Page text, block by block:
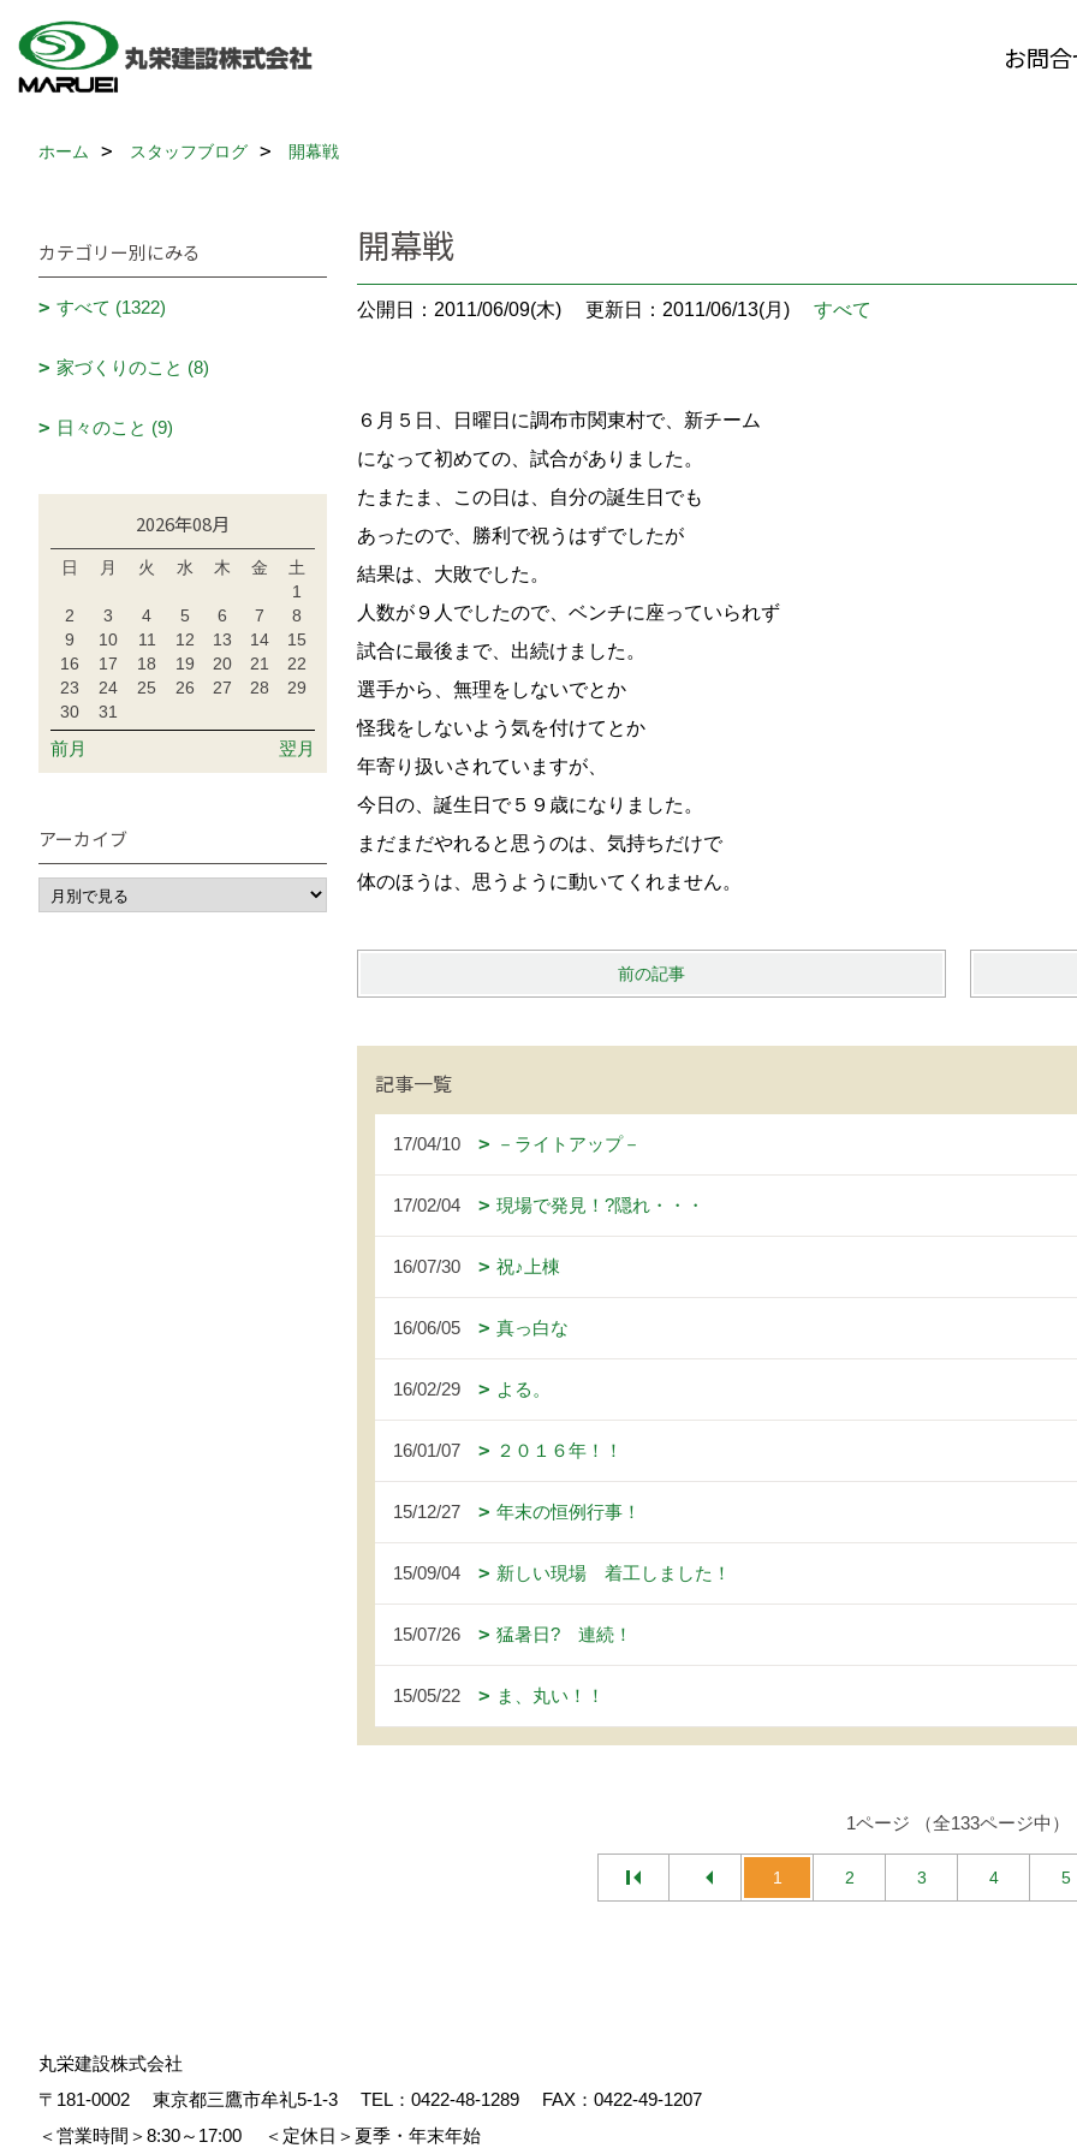
お問
ホーム スタッフブログ 開幕戦
開幕戦
公開日：2011/06/09(木) 更新日：2011/06/13(月) すべて
６月５日、日曜日に調布市関東村で、新チーム
になって初めての、試合がありました。
たまたま、この日は、自分の誕生日でも
あったので、勝利で祝うはずでしたが
結果は、大敗でした。
人数が９人でしたので、ベンチに座っていられず
試合に最後まで、出続けました。
選手から、無理をしないでとか
怪我をしないよう気を付けてとか
年寄り扱いされていますが、
今日の、誕生日で５９歳になりました。
まだまだやれると思うのは、気持ちだけで
体のほうは、思うように動いてくれません。
前の記事
記事一覧
17/04/10 －ライトアップ－
17/02/04 現場で発見！?隠れ・・・
16/07/30 祝♪上棟
16/06/05 真っ白な
16/02/29 よる。
16/01/07 ２０１６年！！
15/12/27 年末の恒例行事！
15/09/04 新しい現場 着工しました！
15/07/26 猛暑日? 連続！
15/05/22 ま、丸い！！
1ページ （全133ページ中）
1 2 3 4 5
カテゴリー別にみる
すべて (1322)
家づくりのこと (8)
日々のこと (9)
2026年08月
日 月 火 水 木 金
土
1
2
3 4 5 6 7
8
9
10 11 12 13 14
15
16
17 18 19 20 21
22
23
24 25 26 27 28
29
30
31
前月 翌月
アーカイブ
丸栄建設株式会社
〒181-0002
東京都三鷹市牟礼5-1-3 TEL： 0422-48-1289
FAX：0422-49-1207
＜営業時間＞8:30～17:00
＜定休日＞夏季・年末年始